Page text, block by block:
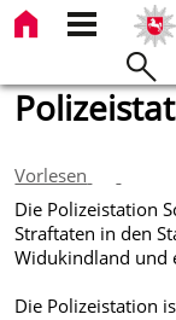
Vorlesen
Die Polizeistation
Straftaten in den
Widukindland und
Die Polizeistation